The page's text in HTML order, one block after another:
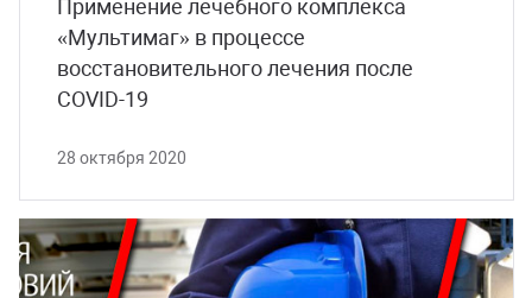
Применение лечебного комплекса
«Мультимаг» в процессе
восстановительного лечения после
COVID-19
28 октября 2020